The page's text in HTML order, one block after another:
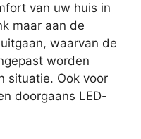
van uw huis in
maar aan de
waarvan de
worden
situatie. Ook voor
doorgaans LED-